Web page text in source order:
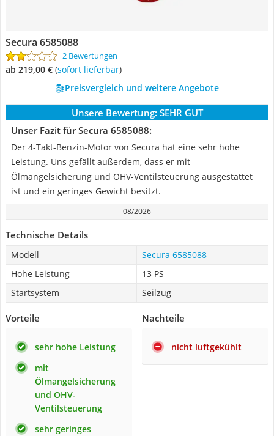
Secura 6585088
2 Bewertungen
ab 219,00 € ( Sofort lieferbar)
Preisvergleich und weitere Angebote
Unsere Bewertung: SEHR GUT
Unser Fazit für Secura 6585088:
Der 4-Takt-Benzin-Motor von Secura hat eine sehr hohe
Leistung. Uns gefällt außerdem, dass er mit
Ölmangelsicherung und OHV-Ventilsteuerung ausgestattet
ist und ein geringes Gewicht besitzt.
08/2026
Technische Details
Modell
Secura 6585088
Hohe Leistung
13 PS
Startsystem
Seilzug
Vorteile
sehr hohe Leistung
mit
Ölmangelsicherung
und OHV-
Ventilsteuerung
sehr geringes
Nachteile
nicht luftgekühlt